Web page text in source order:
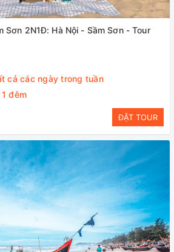
Sơn 2N1Đ: Hà Nội - Sầm Sơn - Tour
cả các ngày trong tuần
đêm
ĐẶT TOUR